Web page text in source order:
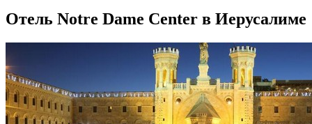
Отель Notre Dame Center в Иерусалиме